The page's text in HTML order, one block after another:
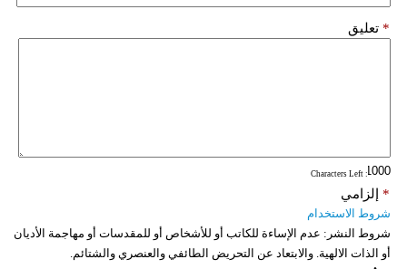
تعليق *
: Characters Left
إلزامي *
شروط الاستخدام
شروط النشر: عدم الإساءة للكاتب أو للأشخاص أو للمقدسات أو مهاجمة الأديان
أو الذات الالهية. والابتعاد عن التحريض الطائفي والعنصري والشتائم.